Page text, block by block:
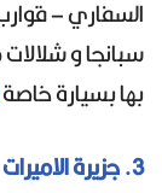
السفاري –
سبانجا و
بها بسيارة خاصة
3. جزيرة الاميرات